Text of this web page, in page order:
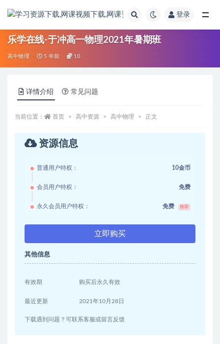
登录
乐学在线-于冲高一物理2021年暑期班
高中物理 5 年前 10
详情介绍 常见问题
当前位置： 首页 高中资源 高中物理 正文
资源信息
普通用户特权： 10金币
会员用户特权： 免费
永久会员用户特权： 免费 推荐
立即购买
其他信息
有效期 购买后永久有效
最近更新 2021年10月28日
下载遇到问题？可联系客服或留言反馈